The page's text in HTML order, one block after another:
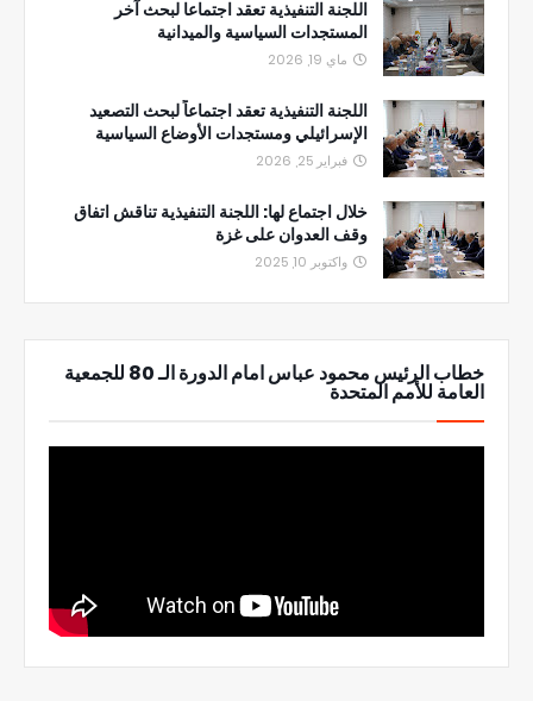
اللجنة التنفيذية تعقد اجتماعا لبحث آخر
المستجدات السياسية والميدانية
ماي 19, 2026
اللجنة التنفيذية تعقد اجتماعاً لبحث التصعيد
الإسرائيلي ومستجدات الأوضاع السياسية
فبراير 25, 2026
خلال اجتماع لها: اللجنة التنفيذية تناقش اتفاق
وقف العدوان على غزة
واكتوبر 10, 2025
خطاب الرئيس محمود عباس امام الدورة الـ 80 للجمعية
العامة للأمم المتحدة